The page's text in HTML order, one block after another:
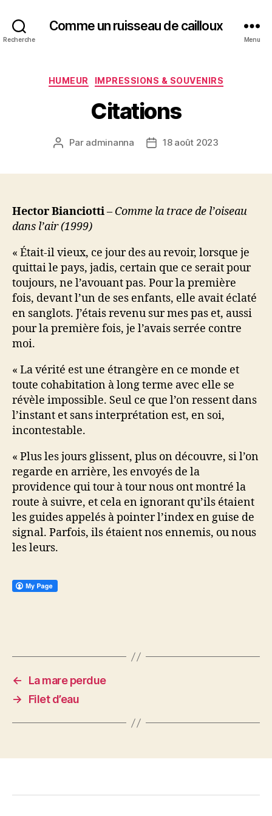
Recherche
Comme un ruisseau de cailloux
Menu
Catégories
HUMEUR IMPRESSIONS & SOUVENIRS
Citations
Auteur
Par adminanna
Date18 août 2023
Hector Bianciotti– Comme la trace de l’oiseau
dans l’air (1999)
« Était-il vieux, ce jour des au revoir, lorsque je
quittai le pays, jadis, certain que ce serait pour
toujours, ne l’avouant pas. Pour la première
fois, devant l’un de ses enfants, elle avait éclaté
en sanglots. J’étais revenu sur mes pas et, aussi
pour la première fois, je l’avais serrée contre
moi.
« La vérité est une étrangère en ce monde et
toute cohabitation à long terme avec elle se
révèle impossible. Seul ce que l’on ressent dans
l’instant et sans interprétation est, en soi,
incontestable.
« Plus les jours glissent, plus on découvre, si l’on
regarde en arrière, les envoyés de la
providence qui tour à tour nous ont montré la
route à suivre, et cela en ignorant qu’ils étaient
les guides appelés à pointer l’index en guise de
signal. Parfois, ils étaient nos ennemis, ou nous
les leurs.
←
La mare perdue
→
Filet d’eau